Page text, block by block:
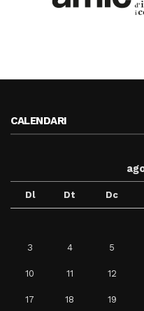
CALENDARI
Dl Dt Dc
3 4 5
10 11 12
17 18 19